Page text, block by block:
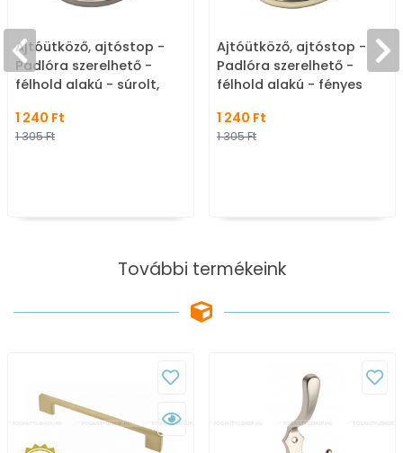
Ajtóütköző, ajtóstop -
Padlóra szerelhető -
félhold alakú - súrolt,
1 240 Ft
1 305 Ft
Ajtóütköző, ajtóstop -
Padlóra szerelhető -
félhold alakú - fényes
1 240 Ft
1 305 Ft
További termékeink